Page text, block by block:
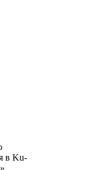
в Ku-